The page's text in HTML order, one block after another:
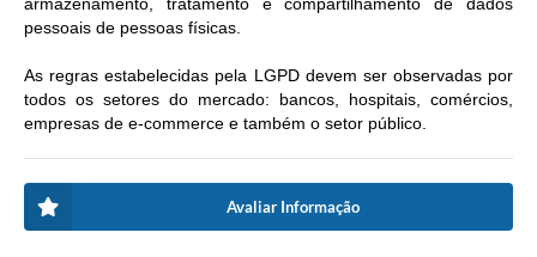
pessoais de pessoas físicas.
As regras estabelecidas pela LGPD devem ser observadas por
todos os setores do mercado: bancos, hospitais, comércios,
empresas de e-commerce e também o setor público.
Avaliar Informação